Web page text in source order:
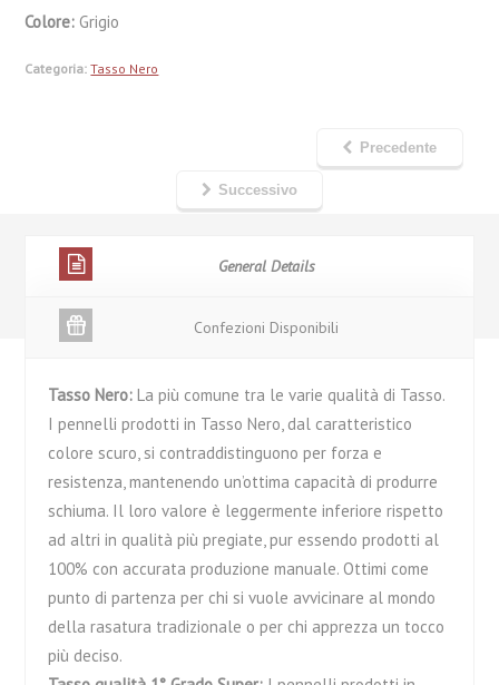
Colore:Grigio
Categoria: Tasso Nero
Precedente
Successivo
General Details
Confezioni Disponibili
Tasso Nero: La più comune tra le varie qualità di Tasso.
I pennelli prodotti in Tasso Nero, dal caratteristico
colore scuro, si contraddistinguono per forza e
resistenza, mantenendo un’ottima capacità di produrre
schiuma. Il loro valore è leggermente inferiore rispetto
ad altri in qualità più pregiate, pur essendo prodotti al
100% con accurata produzione manuale. Ottimi come
punto di partenza per chi si vuole avvicinare al mondo
della rasatura tradizionale o per chi apprezza un tocco
più deciso.